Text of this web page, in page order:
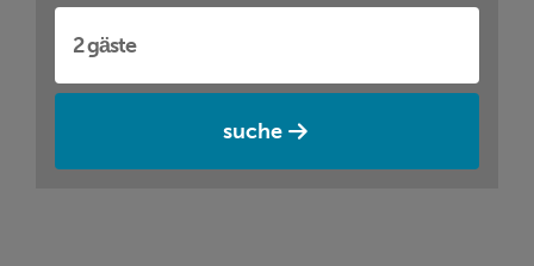
suche